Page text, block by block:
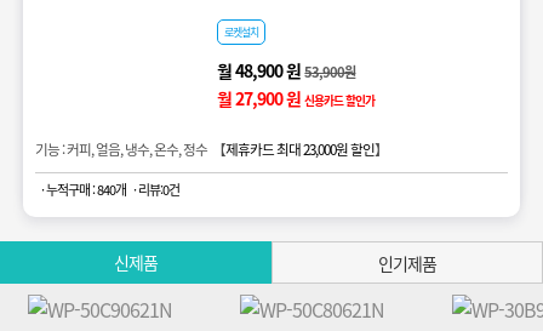
로켓설치
월 48,900 원 53,900원
월 27,900 원신용카드 할인가
기능 : 커피, 얼음, 냉수, 온수, 정수 【제휴카드 최대 23,000원 할인】
· 누적구매 : 840개· 리뷰:0건
신제품 인기제품